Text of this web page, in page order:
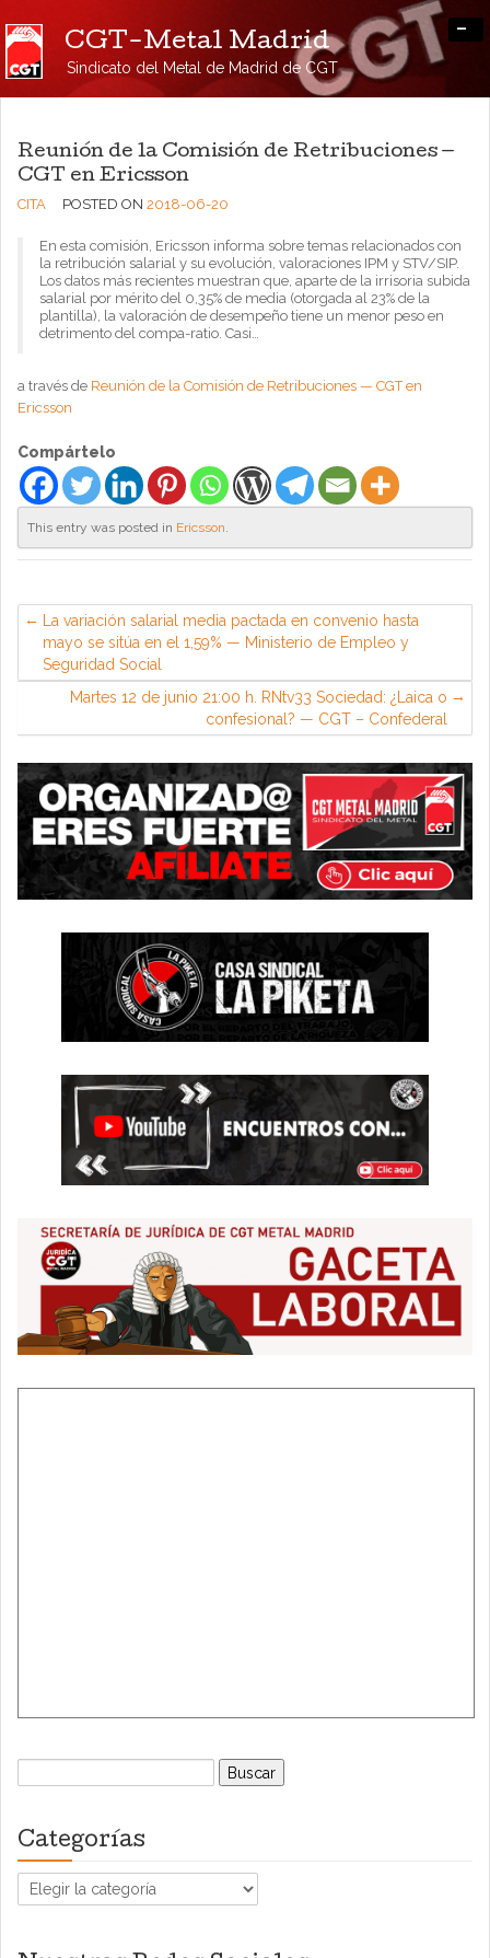
CGT-Metal Madrid
Sindicato del Metal de Madrid de CGT
-
Reunión de la Comisión de Retribuciones —
CGT en Ericsson
CITA POSTED ON 2018-06-20
En esta comisión, Ericsson informa sobre temas relacionados con
la retribución salarial y su evolución, valoraciones IPM y STV/SIP.
Los datos más recientes muestran que, aparte de la irrisoria subida
salarial por mérito del 0,35% de media (otorgada al 23% de la
plantilla), la valoración de desempeño tiene un menor peso en
detrimento del compa-ratio. Casi…
a través de Reunión de la Comisión de Retribuciones — CGT en
Ericsson
Compártelo
This entry was posted in Ericsson.
La variación salarial media pactada en convenio hasta
mayo se sitúa en el 1,59% — Ministerio de Empleo y
Seguridad Social
Martes 12 de junio 21:00 h. RNtv33 Sociedad: ¿Laica o
confesional? — CGT – Confederal
Buscar:
Categorías
Categorías